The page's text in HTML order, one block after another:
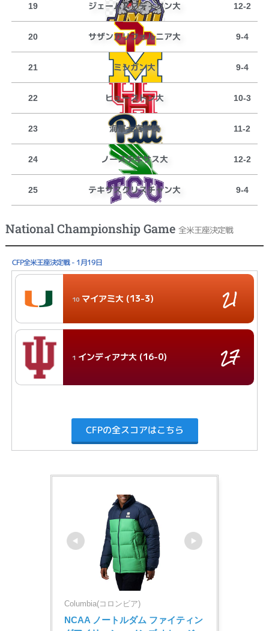
National Championship Game 全米王座決定戦
CFP全米王座決定戦 - 1月19日
10マイアミ大 (13-3) 21
1 インディアナ大 (16-0) 27
CFPの全スコアはこちら
Columbia(コロンビア)
NCAA ノートルダム ファイティン
19 ジェームスマディソン大 12-2
20 サザンカリフォルニア大 9-4
21 ミシガン大 9-4
22 ヒューストン大 10-3
23 海軍士官学校 11-2
24 ノーステキサス大 12-2
25 テキサスクリスチャン大 9-4